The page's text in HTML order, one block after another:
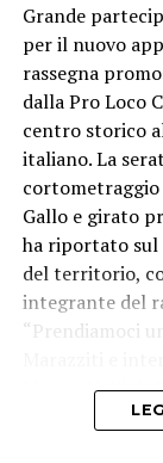
Grande
per il nuovo
rassegna
dalla Pro Loco
centro storico
italiano. La
cortometraggio
Gallo e girato
ha riportato sul
del territorio,
integrante del
“Prendiamoci
Marco Giallini,
Pastorelli e